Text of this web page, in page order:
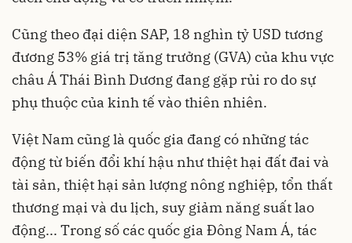
Cũng theo đại diện SAP, 18 nghìn tỷ USD tương
đương 53% giá trị tăng trưởng (GVA) của khu vực
châu Á Thái Bình Dương đang gặp rủi ro do sự
phụ thuộc của kinh tế vào thiên nhiên.
Việt Nam cũng là quốc gia đang có những tác
động từ biến đổi khí hậu như thiệt hại đất đai và
tài sản, thiệt hại sản lượng nông nghiệp, tổn thất
thương mại và du lịch, suy giảm năng suất lao
động... Trong số các quốc gia Đông Nam Á, tác